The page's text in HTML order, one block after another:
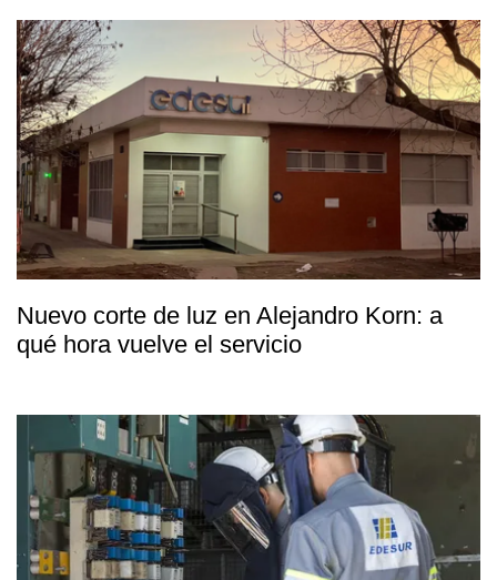
Nuevo corte de luz en Alejandro Korn: a
qué hora vuelve el servicio